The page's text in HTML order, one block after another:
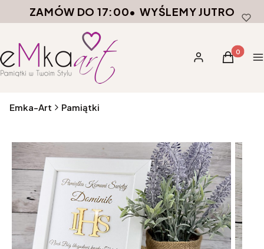
ZAMÓW DO 17:00• WYŚLEMY JUTRO
Zaloguj sięProdukty
Koszyk
Emka-Art Pamiątki